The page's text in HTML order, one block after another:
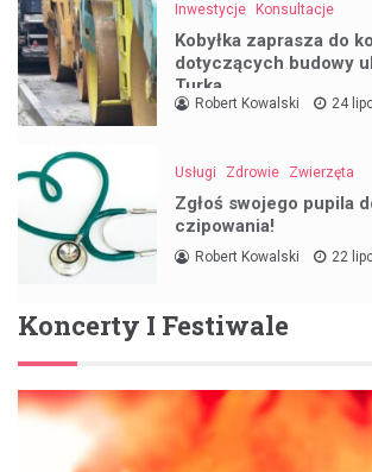
Inwestycje Konsultacje
Kobyłka zaprasza do
dotyczących budowy
Turka
Robert Kowalski 24
Usługi Zdrowie Zwierzęta
Zgłoś swojego pupila
czipowania!
Robert Kowalski 22
Koncerty I Festiwale